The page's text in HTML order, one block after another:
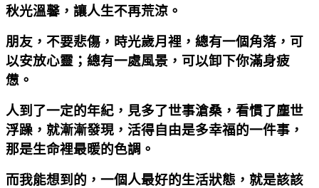
秋光溫馨，讓人生不再荒涼。
朋友，不要悲傷，時光歲月裡，總有一個角落，可
以安放心靈；總有一處風景，可以卸下你滿身疲
憊。
人到了一定的年紀，見多了世事滄桑，看慣了塵世
浮躁，就漸漸發現，活得自由是多幸福的一件事，
那是生命裡最暖的色調。
而我能想到的，一個人最好的生活狀態，就是該該